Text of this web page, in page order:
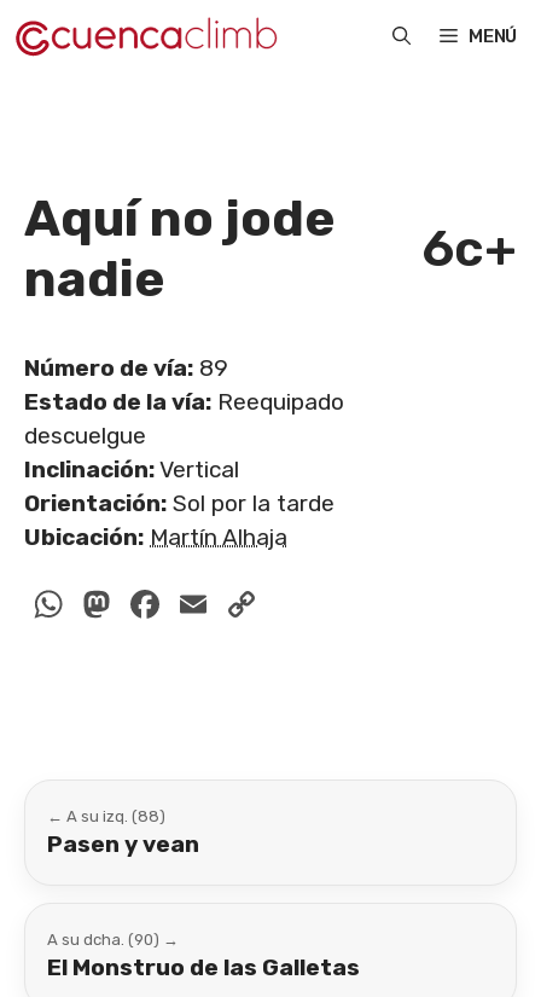
Saltar
al
MENÚ
Aquí no jode
nadie
6c+
Número de vía: 89
Estado de la vía: Reequipado
descuelgue
Inclinación:Vertical
Orientación: Sol por la tarde
Ubicación: Martín Alhaja
WhatsApp
Mastodon
Facebook
Email
← A su izq. (88)
Pasen y vean
A su dcha. (90) →
El Monstruo de las Galletas